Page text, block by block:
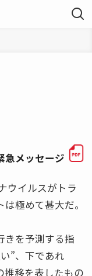
急メッセージ
イルスがトラ
極めて甚大だ。
きを予測する指
”、下であれ
推移を表したもの